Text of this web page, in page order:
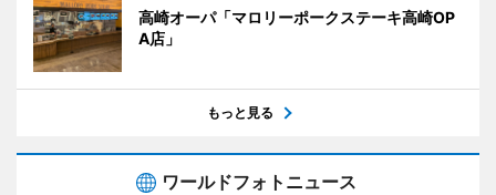
高崎オーパ「マロリーポークステーキ高崎OP
A店」
もっと見る
ワールドフォトニュース